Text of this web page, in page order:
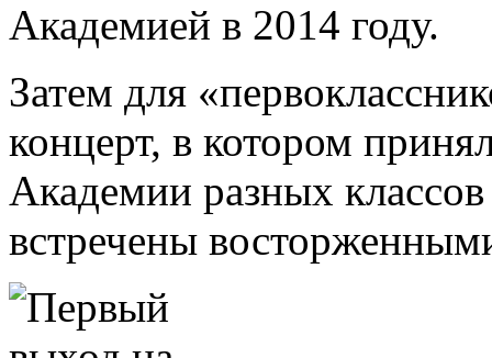
Академией в 2014 году.
Затем для
концерт, в котором
Академии разных
встречены